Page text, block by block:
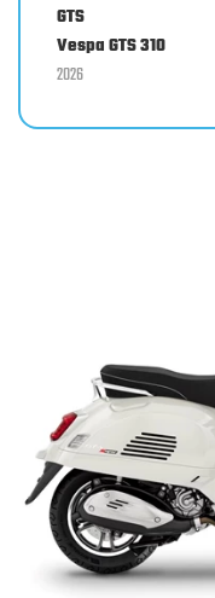
GTS
Vespa GTS 310
2026